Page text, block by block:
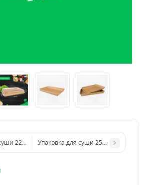
220*91*45 мм с PET-крышкой
Упаковка для суши 254*180*45 мм